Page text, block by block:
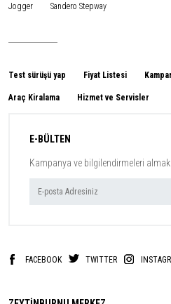
Jogger Sandero Stepway
Test sürüşü yap Fiyat Listesi
Araç Kiralama Hizmet ve Servisler
E-BÜLTEN
Kampanya ve bilgilendirmeleri
FACEBOOK TWITTER